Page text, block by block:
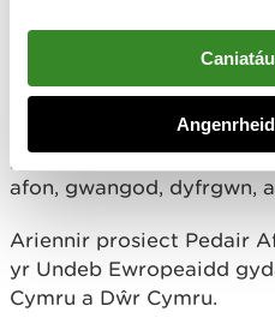
Wysg wedi’u dosbarthu’n
arbennig,sy’n golygu eu
rhyngwladol oherwydd eu
planhigion, megis
afon, gwangod, dyfrgwn,
Ariennir prosiect Pedair
yr Undeb Ewropeaidd
Cymru a Dŵr Cymru.